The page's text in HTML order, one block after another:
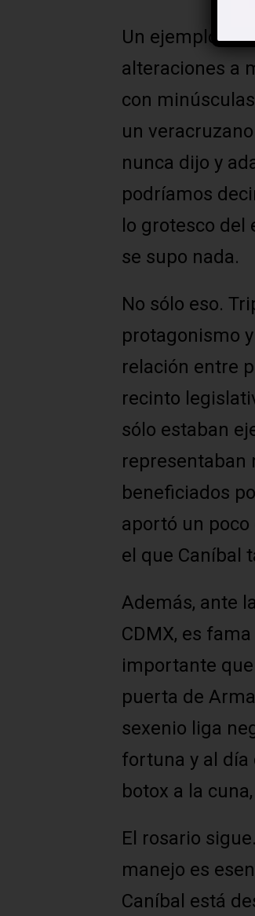
Un ejemplo: a
alteraciones a
con
un
nunca dijo y
podríamos
lo grotesco del
se supo nada.
No sólo eso.
protagonismo
relación entre
recinto
sólo estaban
representaban
beneficiados
aportó un poco
el que Caníbal
Además, ante
CDMX, es
importante
puerta de
sexenio liga
fortuna y al día
botox a la
El rosario
manejo es
Caníbal está